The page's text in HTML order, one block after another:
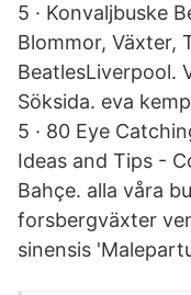
5 · Konvaljbuske
Blommor, Växter,
BeatlesLiverpool.
Söksida. eva
5 · 80 Eye
Ideas and Tips -
Bahçe. alla våra
forsbergväxter
sinensis